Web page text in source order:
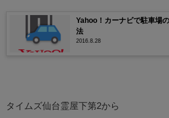
Yahoo！カーナビで駐車場
法
2016.8.28
タイムズ仙台霊屋下第2から